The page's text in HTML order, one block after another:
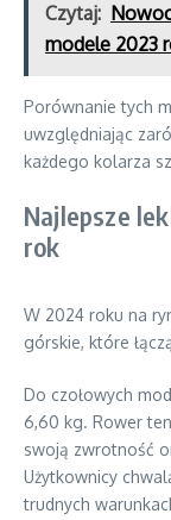
Czytaj:
modele 2023
Porównanie tych
uwzględniając
każdego kolarza
Najlepsze
rok
W 2024 roku na
górskie, które
Do czołowych
6,60 kg. Rower
swoją zwrotność
Użytkownicy
trudnych